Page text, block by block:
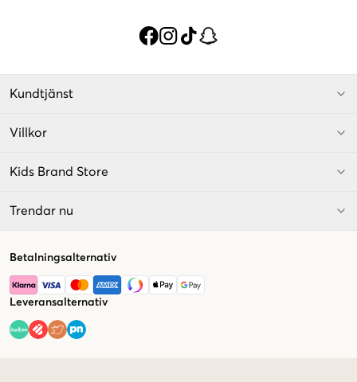
Kundtjänst
Villkor
Kids Brand Store
Trendar nu
Betalningsalternativ
Leveransalternativ